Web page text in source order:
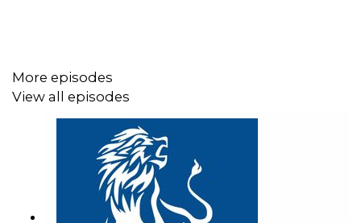
More episodes
View all episodes